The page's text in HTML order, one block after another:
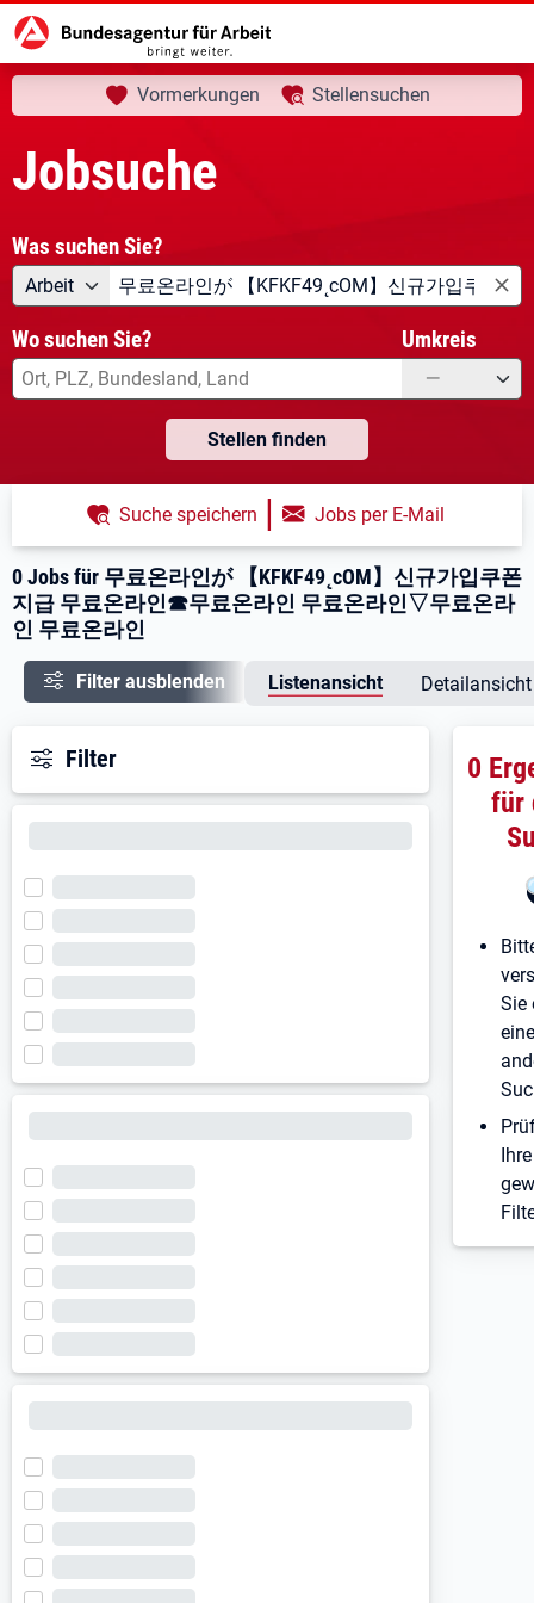
Startseite Jobsuche aktuelle Seite:
Ihre Suche
Vormerkungen Stellensuchen
Jobsuche
Was suchen Sie?
Angebotsart
Arbeit Was suchen Sie?
Wo suchen Sie? Umkreis
—
Stellen finden
0 Jobs für 무료온라인が 【KFKF49˛cOM】신규가입쿠폰
지급 무료온라인☎무료온라인 무료온라인▽무료온라
인 무료온라인
Suche speichern | Jobs per E-Mail
Filter ausblenden Listenansicht Detailansicht
Filter
0
für
Sie
Ihre